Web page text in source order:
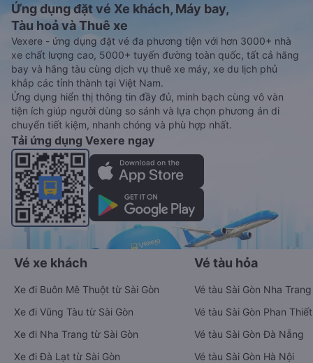
Ứng dụng đặt vé Xe khách, Máy bay,
Tàu hoả và Thuê xe
Vexere - ứng dụng đặt vé đa phương tiện với hơn 3000+ nhà
xe chất lượng cao, 5000+ tuyến đường toàn quốc, tất cả hãng
bay và hãng tàu cùng dịch vụ thuê xe máy, xe du lịch phủ
khắp các tỉnh thành tại Việt Nam.
Ứng dụng hiển thị thông tin đầy đủ, minh bạch cùng vô vàn
tiện ích giúp người dùng so sánh và lựa chọn phương án di
chuyển tiết kiệm, nhanh chóng và phù hợp nhất.
Tải ứng dụng Vexere ngay
Vé xe khách
Xe đi Buôn Mê Thuột từ Sài Gòn
Xe đi Vũng Tàu từ Sài Gòn
Xe đi Nha Trang từ Sài Gòn
Xe đi Đà Lạt từ Sài Gòn
Vé tàu hỏa
Vé tàu Sài Gòn Nha Trang
Vé tàu Sài Gòn Phan Thiết
Vé tàu Sài Gòn Đà Nẵng
Vé tàu Sài Gòn Hà Nội